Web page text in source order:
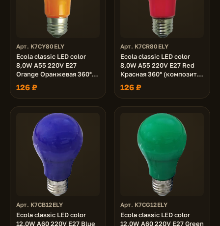
Арт. K7CY80ELY
Ecola classic LED color
8,0W A55 220V E27
Orange Оранжевая 360°
(композит) 108x55
126 ₽
Арт. K7CR80ELY
Ecola classic LED color
8,0W A55 220V E27 Red
Красная 360° (композит)
108x55
126 ₽
Арт. K7CB12ELY
Ecola classic LED color
12,0W A60 220V E27 Blue
Арт. K7CG12ELY
Ecola classic LED color
12,0W A60 220V E27 Green